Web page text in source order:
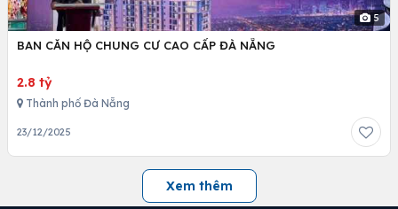
5
BAN CĂN HỘ CHUNG CƯ CAO CẤP ĐÀ NẴNG
2.8 tỷ
Thành phố Đà Nẵng
23/12/2025
Xem thêm